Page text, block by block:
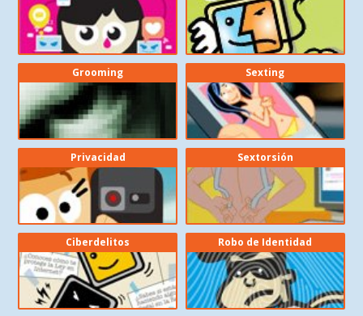
Grooming Sexting
Privacidad Sextorsión
Ciberdelitos Robo de Identidad